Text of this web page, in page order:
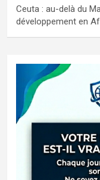
Ceuta : au-delà du
développement en